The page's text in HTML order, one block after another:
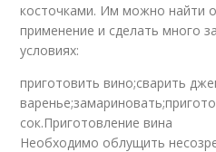
косточками. Им можно найти
применение и сделать много
условиях:
приготовить вино;сварить
сок.Приготовление вина
Необходимо облущить